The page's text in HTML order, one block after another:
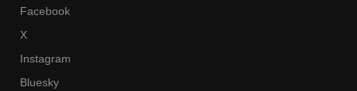
Facebook
X
Instagram
Bluesky